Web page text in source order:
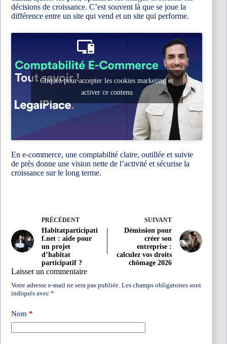
décisions de croissance. C’est souvent là que se joue la
différence entre un site qui vend et un site qui performe.
Cliquez pour accepter les cookies marketing et
activer ce contenu
En e-commerce, une comptabilité claire, outillée et suivie
de près donne une vision nette de l’activité et sécurise la
croissance sur le long terme.
PRÉCÉDENT
Habitatparticipati
f.net : aide pour
un projet
d’habitat
participatif ?
SUIVANT
Démission pour
créer son
entreprise :
calculez vos droits
chômage 2026
Laisser un commentaire
Votre adresse e-mail ne sera pas publiée. Les champs obligatoires sont
indiqués avec *
Nom *